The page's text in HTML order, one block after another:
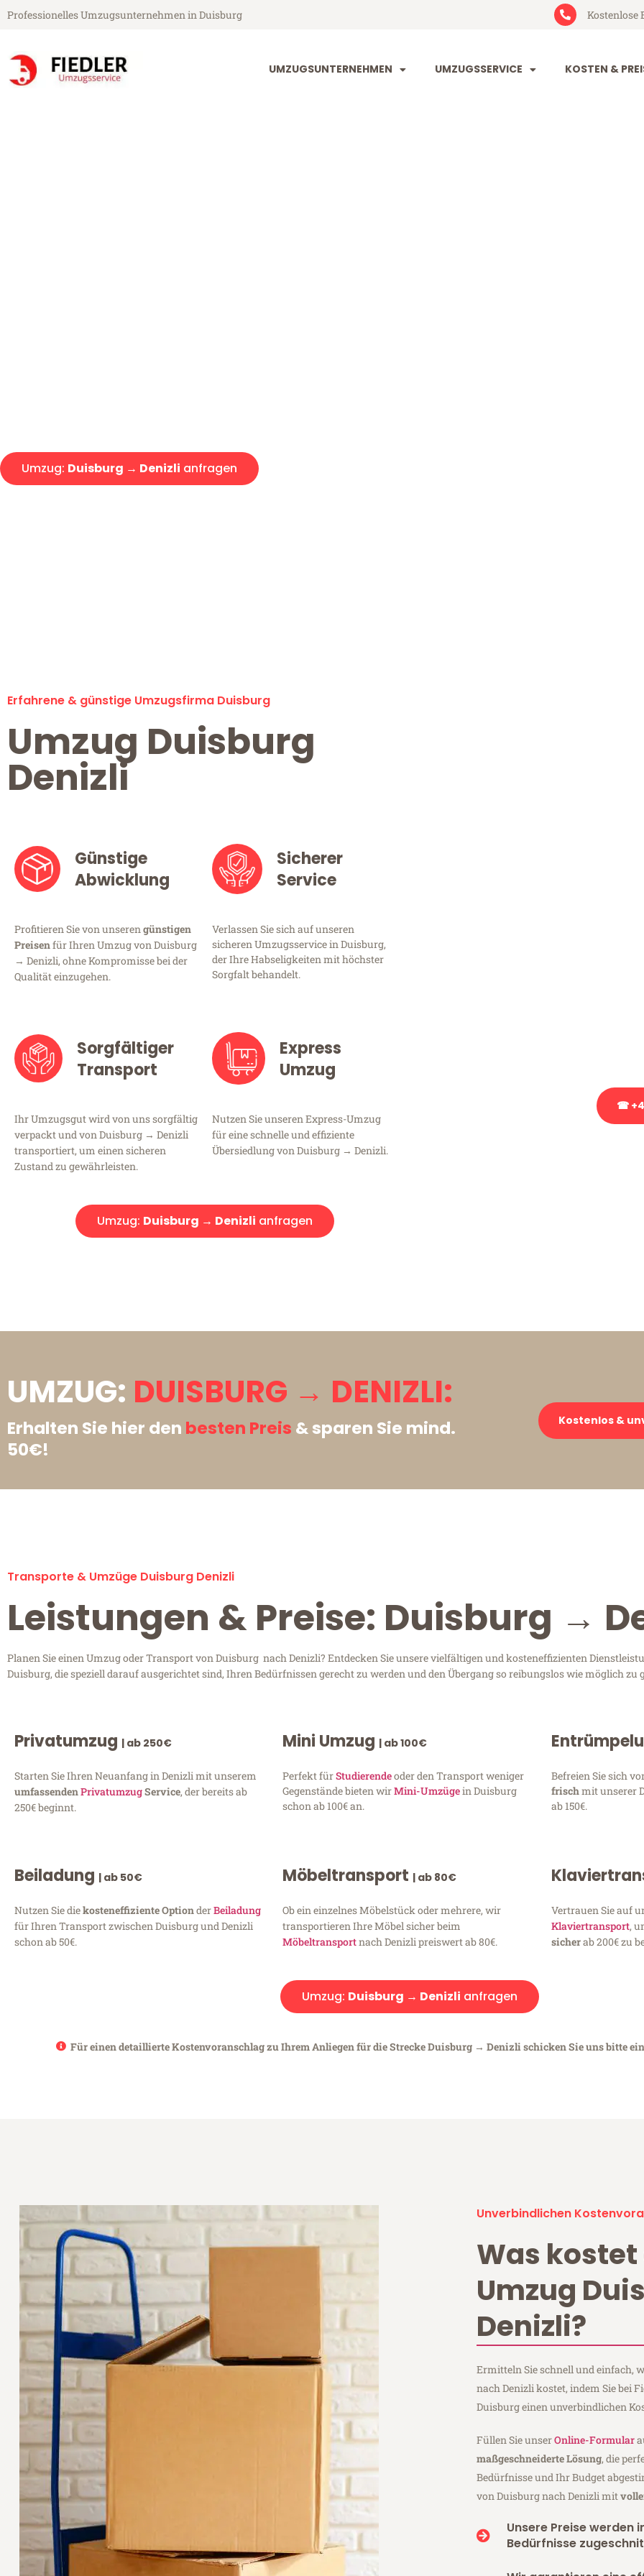
Professionelles Umzugsunternehmen in Duisburg Kostenlose
UMZUGSUNTERNEHMEN UMZUGSSERVICE KOSTEN &
Umzug: Duisburg → Denizli anfragen
Erfahrene & günstige Umzugsfirma Duisburg
Umzug Duisburg
Denizli
Günstige
Abwicklung
Profitieren Sie von unserengünstigen
Preisenfür Ihren Umzug von Duisburg
→ Denizli, ohne Kompromisse bei der
Qualität einzugehen.
Sicherer
Service
Verlassen Sie sich auf unseren
sicheren Umzugsservice in Duisburg,
der Ihre Habseligkeiten mit höchster
Sorgfalt behandelt.
Sorgfältiger
Transport
Ihr Umzugsgut wird von uns sorgfältig
verpackt und von Duisburg → Denizli
transportiert, um einen sicheren
Zustand zu gewährleisten.
Express
Umzug
Nutzen Sie unseren Express-Umzug
für eine schnelle und effiziente
Übersiedlung von Duisburg → Denizli.
Umzug: Duisburg → Denizli anfragen
☎
UMZUG: DUISBURG → DENIZLI:
Erhalten Sie hier den besten Preis & sparen Sie mind.
50€!
Kostenlos &
Transporte & Umzüge Duisburg Denizli
Leistungen & Preise: Duisburg →
Planen Sie einen Umzug oder Transport von Duisburg nach Denizli? Entdecken Sie unsere vielfältigen und kosteneffizienten
Duisburg, die speziell darauf ausgerichtet sind, Ihren Bedürfnissen gerecht zu werden und den Übergang so reibungslos wie möglich zu
Privatumzug | ab 250€
Starten Sie Ihren Neuanfang in Denizli mit unserem
umfassendenPrivatumzugService, der bereits ab
250€ beginnt.
Mini Umzug | ab 100€
Perfekt fürStudierendeoder den Transport weniger
Gegenstände bieten wirMini-Umzügein Duisburg
schon ab 100€ an.
Befreien Sie sich
frischmit unserer
ab 150€.
Beiladung | ab 50€
Nutzen Sie diekosteneffiziente OptionderBeiladung
für Ihren Transport zwischen Duisburg und Denizli
schon ab 50€.
Möbeltransport | ab 80€
Ob ein einzelnes Möbelstück oder mehrere, wir
transportieren Ihre Möbel sicher beim
Möbeltransportnach Denizli preiswert ab 80€.
Vertrauen Sie auf
Klaviertransport,
sicherab 200€ zu
Umzug: Duisburg → Denizli anfragen
Für einen detaillierte Kostenvoranschlag zu Ihrem Anliegen für die Strecke Duisburg → Denizli schicken Sie uns bitte
Unverbindlichen
Was kostet
Umzug
Denizli?
Ermitteln Sie schnell und einfach,
nach Denizli kostet, indem Sie bei
Duisburg einen unverbindlichen
Füllen Sie unserOnline-Formular
maßgeschneiderte Lösung, die
Bedürfnisse und Ihr Budget
von Duisburg nach Denizli mit
Unsere Preise werden
Bedürfnisse